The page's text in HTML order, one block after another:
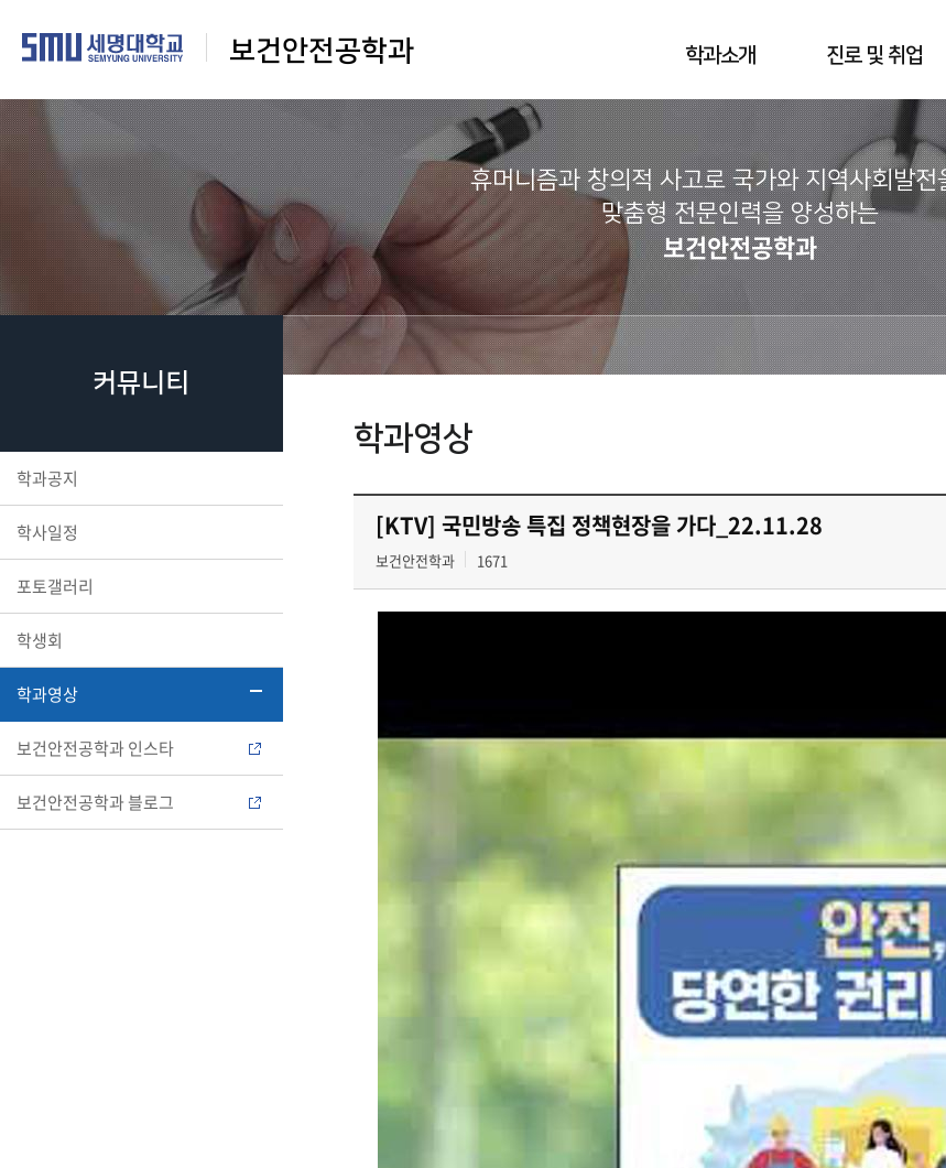
보건안전공학과 학과소개 진로 및 취업
휴머니즘과 창의적 사고로 국가와 지역사회발전
맞춤형 전문인력을 양성하는
보건안전공학과
커뮤니티
학과공지
학사일정
포토갤러리
학생회
학과영상
보건안전공학과 인스타
보건안전공학과 블로그
학과영상
[KTV] 국민방송 특집 정책현장을 가다_22.11.28
보건안전학과 1671